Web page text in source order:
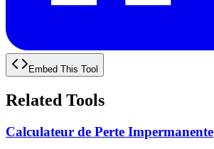
Embed This Tool
Related Tools
Calculateur de Perte Impermanente